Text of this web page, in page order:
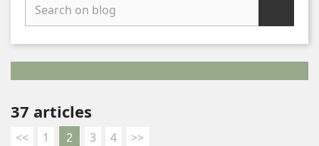
37 articles
<< 1 2 3 4 >>